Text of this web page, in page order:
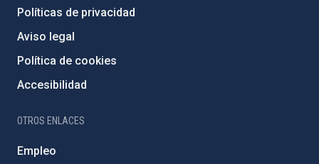
Políticas de privacidad
Aviso legal
Política de cookies
Accesibilidad
OTROS ENLACES
Empleo